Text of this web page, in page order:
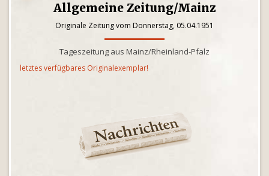
Allgemeine Zeitung/Mainz
Originale Zeitung vom Donnerstag, 05.04.1951
Tageszeitung aus Mainz/Rheinland-Pfalz
letztes verfügbares Originalexemplar!